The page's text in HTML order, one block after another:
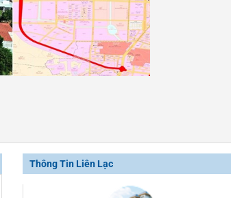
Thông Tin Liên Lạc